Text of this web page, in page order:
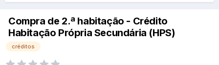
Compra de 2.ª habitação - Crédito
Habitação Própria Secundária (HPS)
créditos